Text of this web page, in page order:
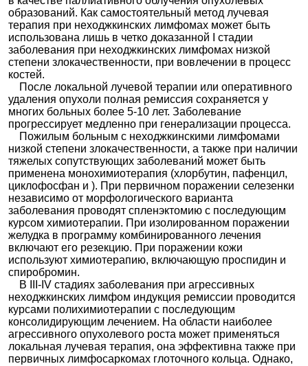
образований. Как самостоятельный метод лучевая
терапия при неходжкинских лимфомах может быть
использована лишь в четко доказанной I стадии
заболевания при неходжкинских лимфомах низкой
степени злокачественности, при вовлечении в процесс
костей.
После локальной лучевой терапии или оперативного
удаления опухоли полная ремиссия сохраняется у
многих больных более 5-10 лет. Заболевание
прогрессирует медленно при генерализации процесса.
Пожилым больным с неходжкинскими лимфомами
низкой степени злокачественности, а также при наличии
тяжелых сопутствующих заболеваний может быть
применена монохимиотерапия (хлорбутин, пафенцил,
циклофосфан и ). При первичном поражении селезенки
независимо от морфологического варианта
заболевания проводят спленэктомию с последующим
курсом химиотерапии. При изолированном поражении
желудка в программу комбинированного лечения
включают его резекцию. При поражении кожи
используют химиотерапию, включающую проспидин и
спиробромин.
В III-IV стадиях заболевания при агрессивных
неходжкинских лимфом индукция ремиссии проводится
курсами полихимиотерапии с последующим
консолидирующим лечением. На области наиболее
агрессивного опухолевого роста может применяться
локальная лучевая терапия, она эффективна также при
первичных лимфосаркомах глоточного кольца. Однако,